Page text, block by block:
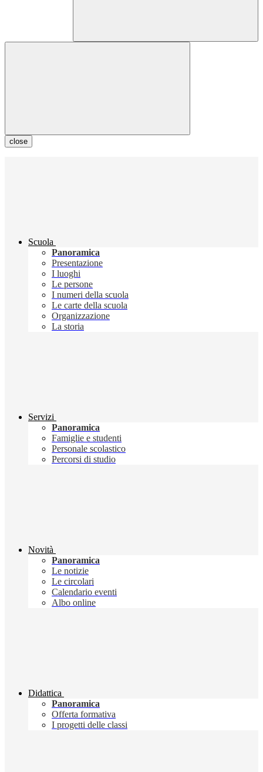
close
Scuola
Panoramica
Presentazione
I luoghi
Le persone
I numeri della scuola
Le carte della scuola
Organizzazione
La storia
Servizi
Panoramica
Famiglie e studenti
Personale scolastico
Percorsi di studio
Novità
Panoramica
Le notizie
Le circolari
Calendario eventi
Albo online
Didattica
Panoramica
Offerta formativa
I progetti delle classi